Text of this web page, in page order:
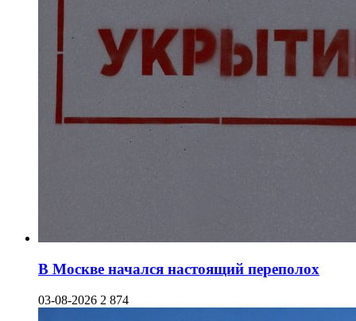
В Москве начался настоящий переполох
03-08-2026 2 874